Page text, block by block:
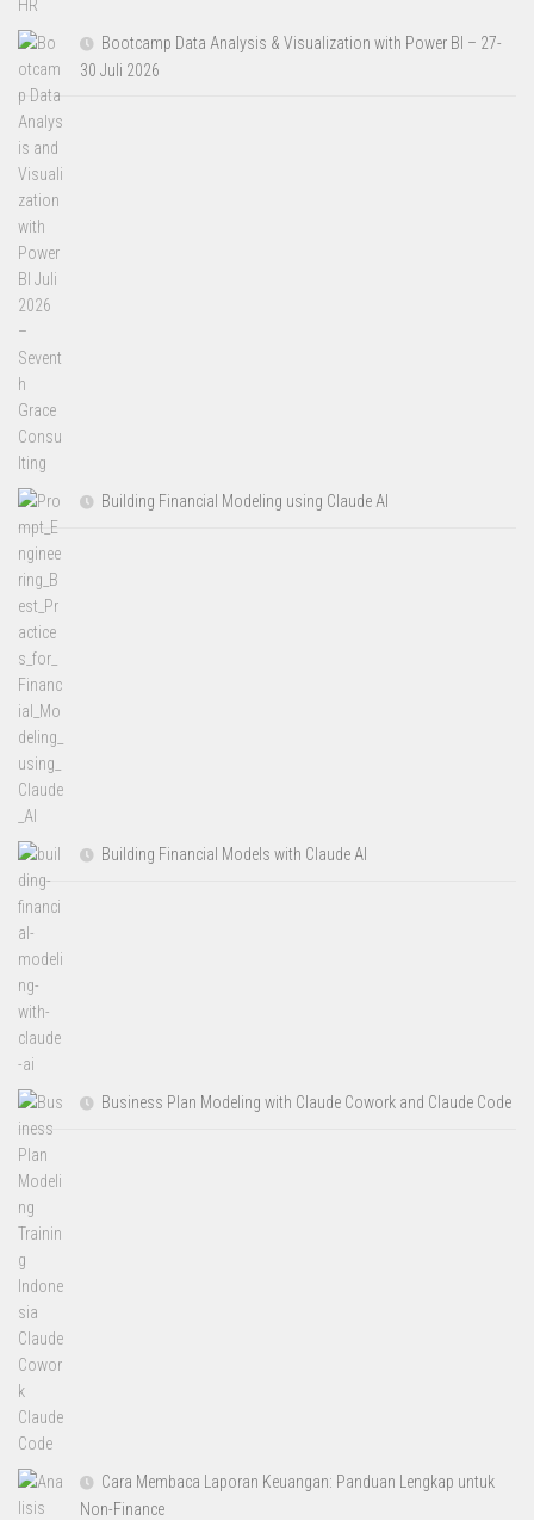
Bootcamp Data Analysis & Visualization with Power BI – 27-
30 Juli 2026
Building Financial Modeling using Claude AI
Building Financial Models with Claude AI
Business Plan Modeling with Claude Cowork and Claude Code
Cara Membaca Laporan Keuangan: Panduan Lengkap untuk
Non-Finance